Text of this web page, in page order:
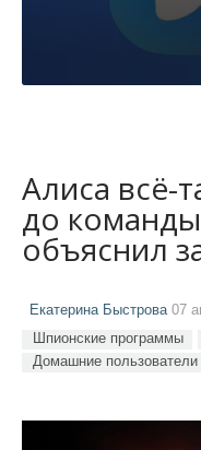
Алиса всё-
до
объяснил
Екатерина Быстрова07
Шпионские программы
Домашние пользователи